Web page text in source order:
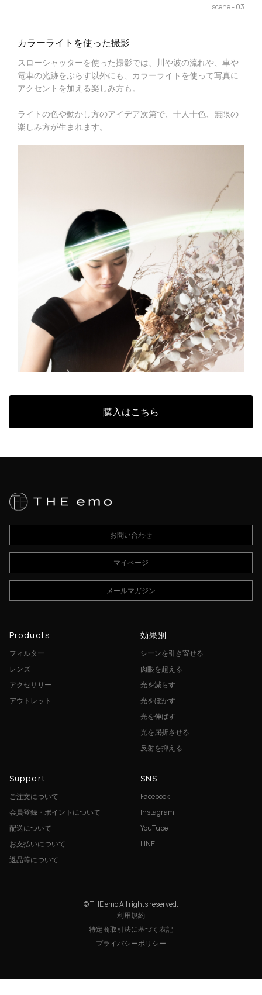
scene - 03
カラーライトを使った撮影
スローシャッターを使った撮影では、川や波の流れや、車や
電車の光跡をぶらす以外にも、カラーライトを使って写真に
アクセントを加える楽しみ方も。
ライトの色や動かし方のアイデア次第で、十人十色、無限の
楽しみ方が生まれます。
購入はこちら
お問い合わせ
マイページ
メールマガジン
Products
フィルター
レンズ
アクセサリー
アウトレット
効果別
シーンを引き寄せる
肉眼を超える
光を減らす
光をぼかす
光を伸ばす
光を屈折させる
反射を抑える
Support
ご注文について
会員登録・ポイントについて
配送について
お支払いについて
返品等について
SNS
Facebook
Instagram
YouTube
LINE
© THE emo All rights reserved.
利用規約
特定商取引法に基づく表記
プライバシーポリシー